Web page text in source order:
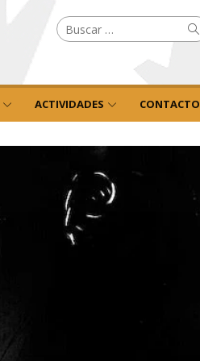
Buscar
por:
ACTIVIDADES CONTACTO